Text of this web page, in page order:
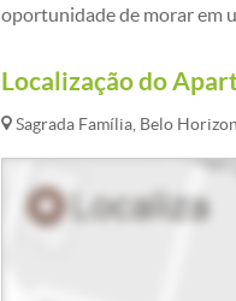
oportunidade de morar em
Localização do
Sagrada Família, Belo